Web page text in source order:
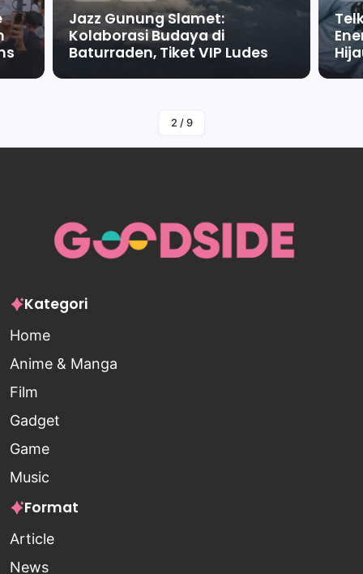
Jazz Gunung Slamet:
Kolaborasi Budaya di
Baturraden, Tiket VIP Ludes
By Falah Malaika Az Zahra
2 / 9
Kategori
Home
Anime & Manga
Film
Gadget
Game
Music
Format
Article
News